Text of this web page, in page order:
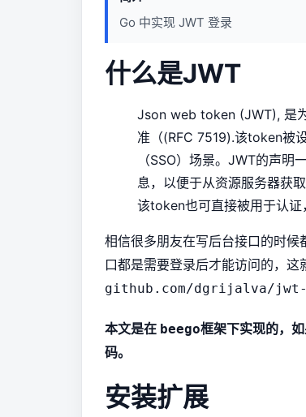
Go 中实现 JWT 登录
什么是JWT
Json web token (JWT), 是
准（(RFC 7519).该token被
（SSO）场景。JWT的声
息，以便于从资源服务器获
该token也可直接被用于认证
相信很多朋友在写后台接口的时候
口都是需要登录后才能访问的，这
github.com/dgrijalva/jwt-
本文是在 beego框架下实现的，
码。
安装扩展